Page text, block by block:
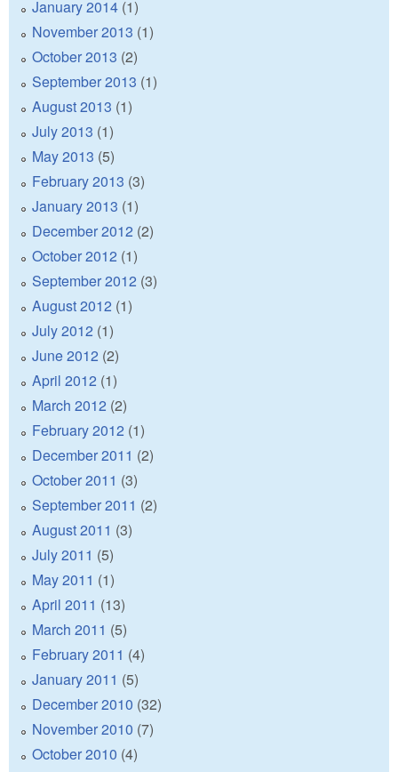
January 2014 (1)
November 2013 (1)
October 2013 (2)
September 2013 (1)
August 2013 (1)
July 2013 (1)
May 2013 (5)
February 2013 (3)
January 2013 (1)
December 2012 (2)
October 2012 (1)
September 2012 (3)
August 2012 (1)
July 2012 (1)
June 2012 (2)
April 2012 (1)
March 2012 (2)
February 2012 (1)
December 2011 (2)
October 2011 (3)
September 2011 (2)
August 2011 (3)
July 2011 (5)
May 2011 (1)
April 2011 (13)
March 2011 (5)
February 2011 (4)
January 2011 (5)
December 2010 (32)
November 2010 (7)
October 2010 (4)